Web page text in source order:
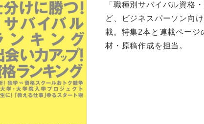
「職種別サバイバル資格
ど、ビジネスパーソン向
載。特集2本と連載ページ
材・原稿作成を担当。